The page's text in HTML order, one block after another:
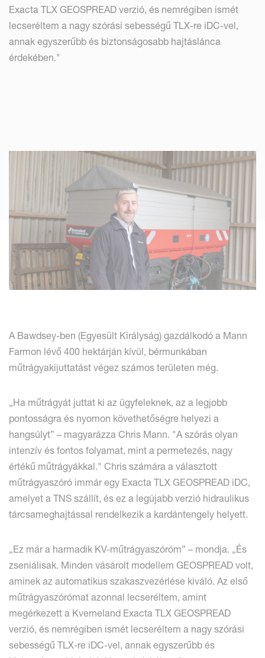
Exacta TLX GEOSPREAD verzió, és nemrégiben ismét
lecseréltem a nagy szórási sebességű TLX-re iDC-vel,
annak egyszerűbb és biztonságosabb hajtáslánca
érdekében."
A Bawdsey-ben (Egyesült Királyság) gazdálkodó a Mann
Farmon lévő 400 hektárján kívül, bérmunkában
műtrágyakijuttatást végez számos területen még.
„Ha műtrágyát juttat ki az ügyfeleknek, az a legjobb
pontosságra és nyomon követhetőségre helyezi a
hangsúlyt” – magyarázza Chris Mann. "A szórás olyan
intenzív és fontos folyamat, mint a permetezés, nagy
értékű műtrágyákkal." Chris számára a választott
műtrágyaszóró immár egy Exacta TLX GEOSPREAD iDC,
amelyet a TNS szállít, és ez a legújabb verzió hidraulikus
tárcsameghajtással rendelkezik a kardántengely helyett.
„Ez már a harmadik KV-műtrágyaszóróm” – mondja. „És
zseniálisak. Minden vásárolt modellem GEOSPREAD volt,
aminek az automatikus szakaszvezérlése kiváló. Az első
műtrágyaszórómat azonnal lecseréltem, amint
megérkezett a Kverneland Exacta TLX GEOSPREAD
verzió, és nemrégiben ismét lecseréltem a nagy szórási
sebességű TLX-re iDC-vel, annak egyszerűbb és